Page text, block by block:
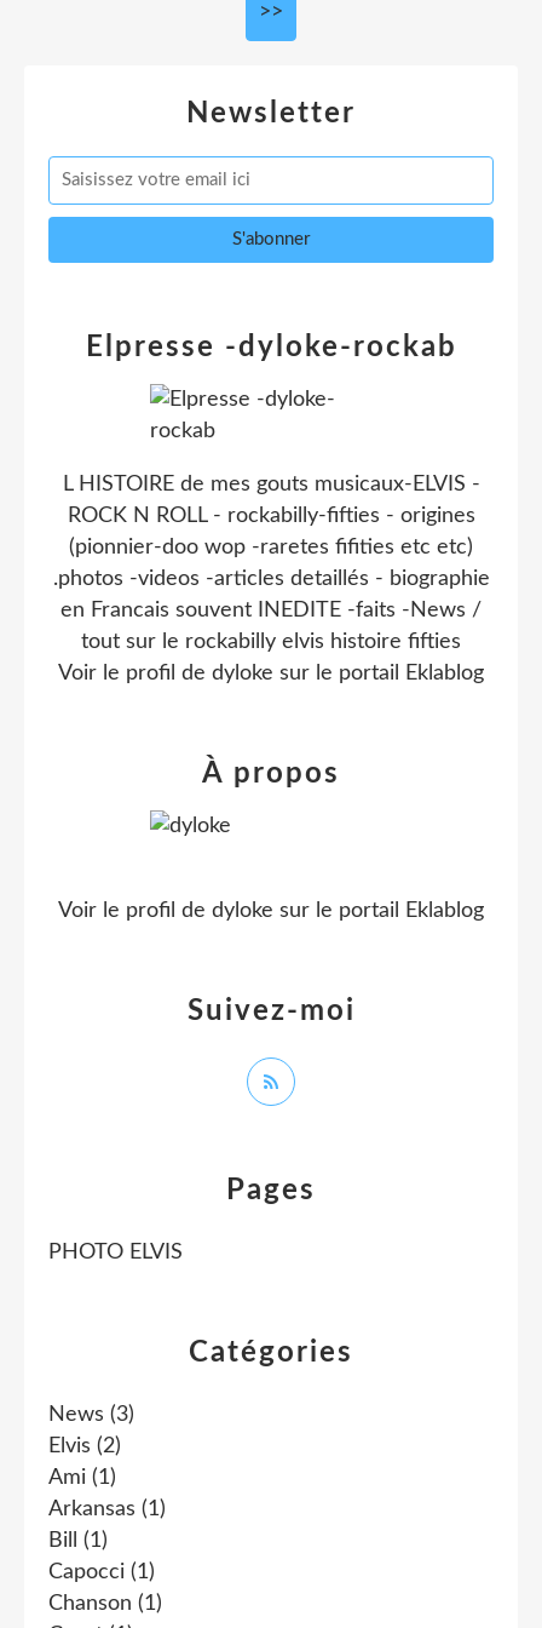
>>
Newsletter
Catégories
News (3)
Elvis (2)
Ami (1)
Arkansas (1)
Bill
(1)
Capocci (1)
Chanson (1)
Pages
PHOTO ELVIS
Elpresse -dyloke-rockab
L HISTOIRE de mes gouts musicaux-ELVIS -
ROCK N ROLL - rockabilly-fifties - origines
(pionnier-doo wop -raretes fifities etc etc)
.photos -videos -articles detaillés - biographie
en Francais souvent INEDITE -faits -News /
tout sur le rockabilly elvis histoire fifties
Voir le profil de dyloke sur le portail Eklablog
Suivez-moi
À propos
Voir le profil de dyloke sur le portail Eklablog